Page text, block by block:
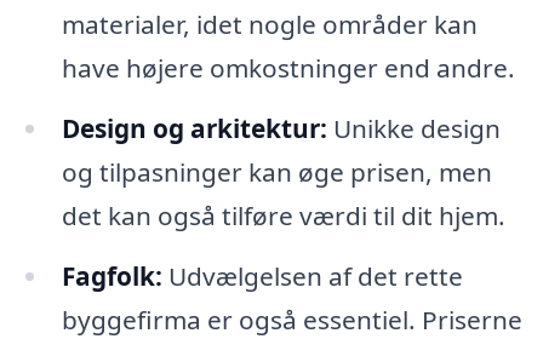
materialer, idet nogle områder kan
have højere omkostninger end andre.
Design og arkitektur: Unikke design
og tilpasninger kan øge prisen, men
det kan også tilføre værdi til dit hjem.
Fagfolk: Udvælgelsen af det rette
byggefirma er også essentiel. Priserne